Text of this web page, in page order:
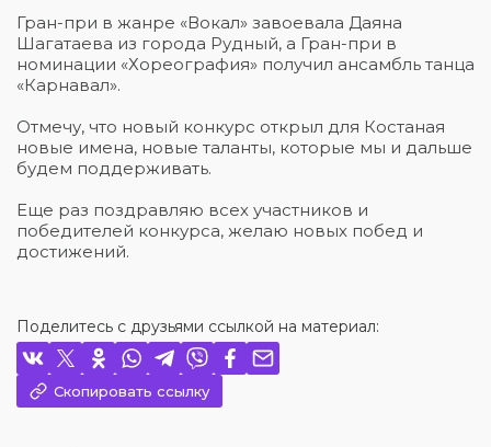
Гран-при в жанре «Вокал» завоевала Даяна
Шагатаева из города Рудный, а Гран-при в
номинации «Хореография» получил ансамбль танца
«Карнавал».
Отмечу, что новый конкурс открыл для Костаная
новые имена, новые таланты, которые мы и дальше
будем поддерживать.
Еще раз поздравляю всех участников и
победителей конкурса, желаю новых побед и
достижений.
Поделитесь с друзьями ссылкой на материал:
Скопировать ссылку